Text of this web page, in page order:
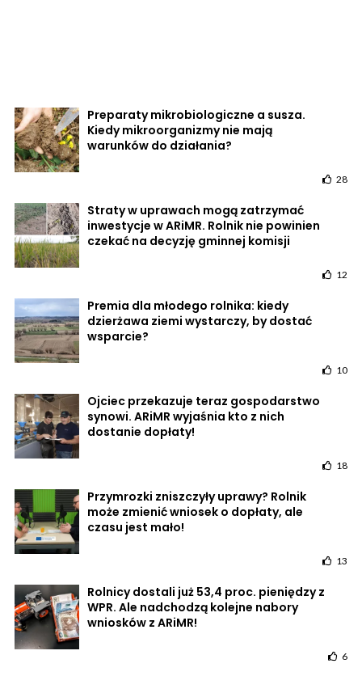
Preparaty mikrobiologiczne a susza.
Kiedy mikroorganizmy nie mają
warunków do działania?
28
Straty w uprawach mogą zatrzymać
inwestycje w ARiMR. Rolnik nie powinien
czekać na decyzję gminnej komisji
12
Premia dla młodego rolnika: kiedy
dzierżawa ziemi wystarczy, by dostać
wsparcie?
10
Ojciec przekazuje teraz gospodarstwo
synowi. ARiMR wyjaśnia kto z nich
dostanie dopłaty!
18
Przymrozki zniszczyły uprawy? Rolnik
może zmienić wniosek o dopłaty, ale
czasu jest mało!
13
Rolnicy dostali już 53,4 proc. pieniędzy z
WPR. Ale nadchodzą kolejne nabory
wniosków z ARiMR!
6